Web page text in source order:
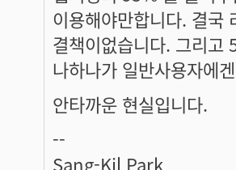
이용해야만합니다. 결국
결책이없습니다. 그리고
나하나가 일반사용자에
안타까운 현실입니다.
--
Sang-Kil Park